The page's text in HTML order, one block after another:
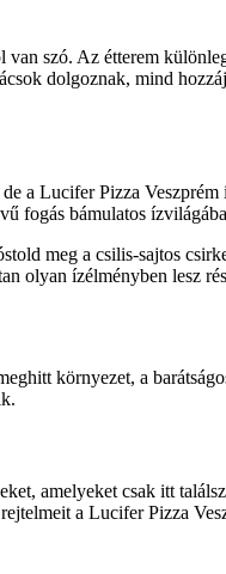
szó. Az étterem
dolgoznak, mind
a Lucifer Pizza
fogás bámulatos
meg a csilis-sajtos
olyan ízélményben lesz
környezet, a
amelyeket csak itt
a Lucifer Pizza